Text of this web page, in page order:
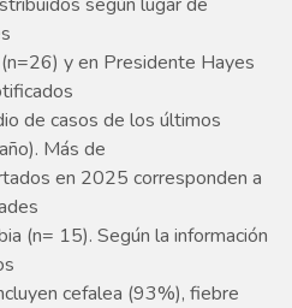
y en Presidente Hayes
de casos de los últimos
Más de
en 2025 corresponden a
(n= 15). Según la información
cefalea (93%), fiebre